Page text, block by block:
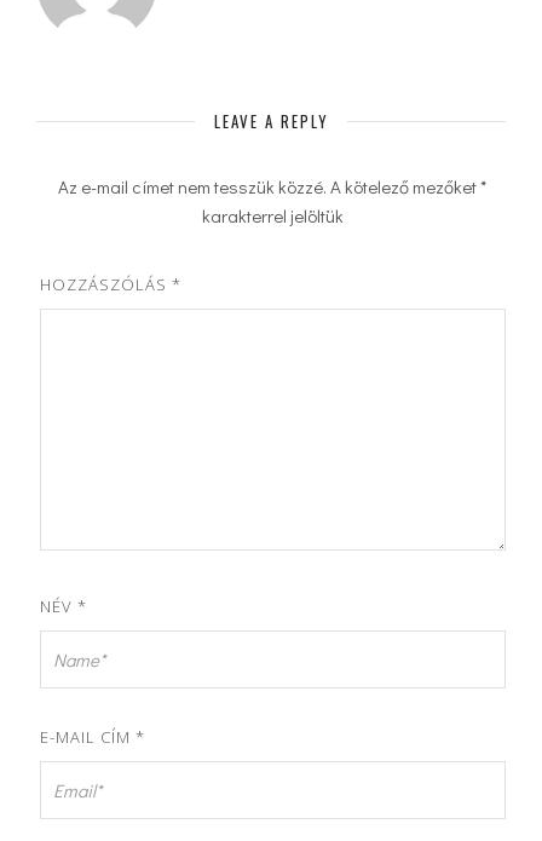
LEAVE A REPLY
Az e-mail címet nem tesszük közzé. A kötelező mezőket*
karakterrel jelöltük
HOZZÁSZÓLÁS *
NÉV *
E-MAIL CÍM *